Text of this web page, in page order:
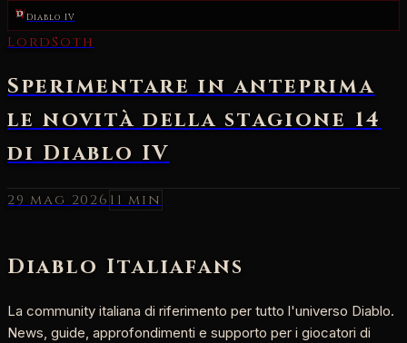
Diablo IV
29 mag 2026 11 min
Diablo Italiafans
La community italiana di riferimento per tutto l'universo Diablo.
News, guide, approfondimenti e supporto per i giocatori di